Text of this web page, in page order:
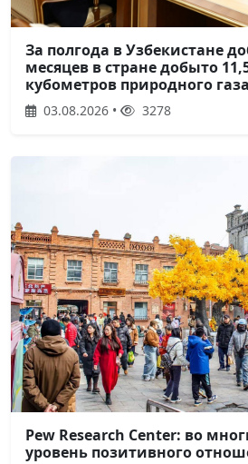
За полгода в Узбекистане
месяцев в стране добыто
кубометров природного газа
03.08.2026 • 3278
Pew Research Center: во
уровень позитивного